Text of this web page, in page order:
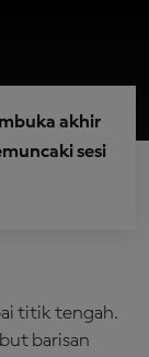
akhir
sesi
titik tengah.
barisan